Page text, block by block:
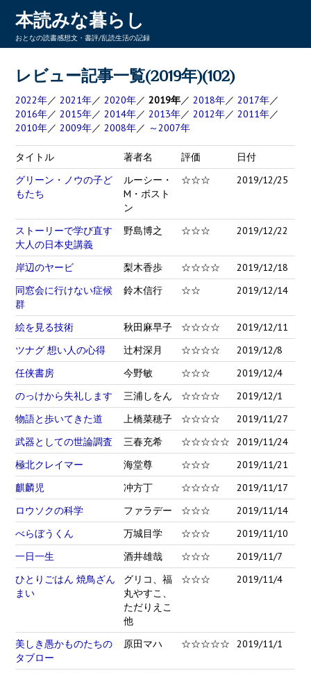
本読みな暮らし
おとなの読書感想文・書評/乱読生活の記録
レビュー記事一覧(2019年)(102)
2022年／2021年／2020年／2019年／2018年／2017年／
2016年／2015年／2014年／2013年／2012年／2011年／
2010年／2009年／2008年／ ～2007年
タイトル 著者名 評価
日付
グリーン・ノウの子ど
もたち
ルーシー・
M・ボスト
ン
☆☆☆ 2019/12/25
ストーリーで学び直す
大人の日本史講義
野島博之 ☆☆☆ 2019/12/22
岸辺のヤービ 梨木香歩 ☆☆☆☆
2019/12/18
同窓会に行けない症候
群
鈴木信行 ☆☆ 2019/12/14
絵を見る技術 秋田麻早子 ☆☆☆☆
2019/12/11
ツナグ 想い人の心得
辻村深月 ☆☆☆☆
2019/12/8
任侠書房
今野敏 ☆☆☆
2019/12/4
のっけから失礼します
三浦しをん ☆☆☆☆
2019/12/1
物語と歩いてきた道
上橋菜穂子 ☆☆☆☆
2019/11/27
武器としての世論調査
三春充希 ☆☆☆☆☆
2019/11/24
極北クレイマー
海堂尊 ☆☆☆
2019/11/21
麒麟児
冲方丁 ☆☆☆☆
2019/11/17
ロウソクの科学
ファラデー ☆☆☆
2019/11/14
べらぼうくん
万城目学 ☆☆☆
2019/11/10
一日一生
酒井雄哉 ☆☆☆
2019/11/7
ひとりごはん 焼鳥ざん
まい
グリコ、福
丸やすこ、
ただりえこ
他
☆☆☆ 2019/11/4
美しき愚かものたちの
タブロー
原田マハ ☆☆☆☆☆ 2019/11/1